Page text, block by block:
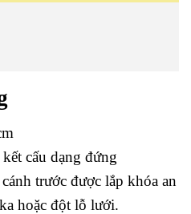
cấu dạng đứng
trước được lắp khóa an
hoặc đột lỗ lưới.